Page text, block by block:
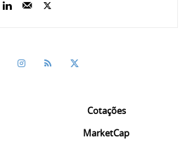
Cotações
MarketCap